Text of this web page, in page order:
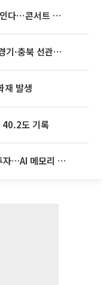
빅뱅, 20주년 기념 '새 뱅봉' 선보인다⋯콘서트 앞두고 팝업 개최
위 등 추가 압수수색
재 발생
도 기록
SK하이닉스, 용인·청주에 54조 투자…AI 메모리 생산기지 키운다